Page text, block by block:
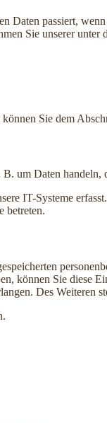
passiert,
Sie unserer unter
Sie dem
um Daten
IT-Systeme
betreten.
können Sie
Des Weiteren